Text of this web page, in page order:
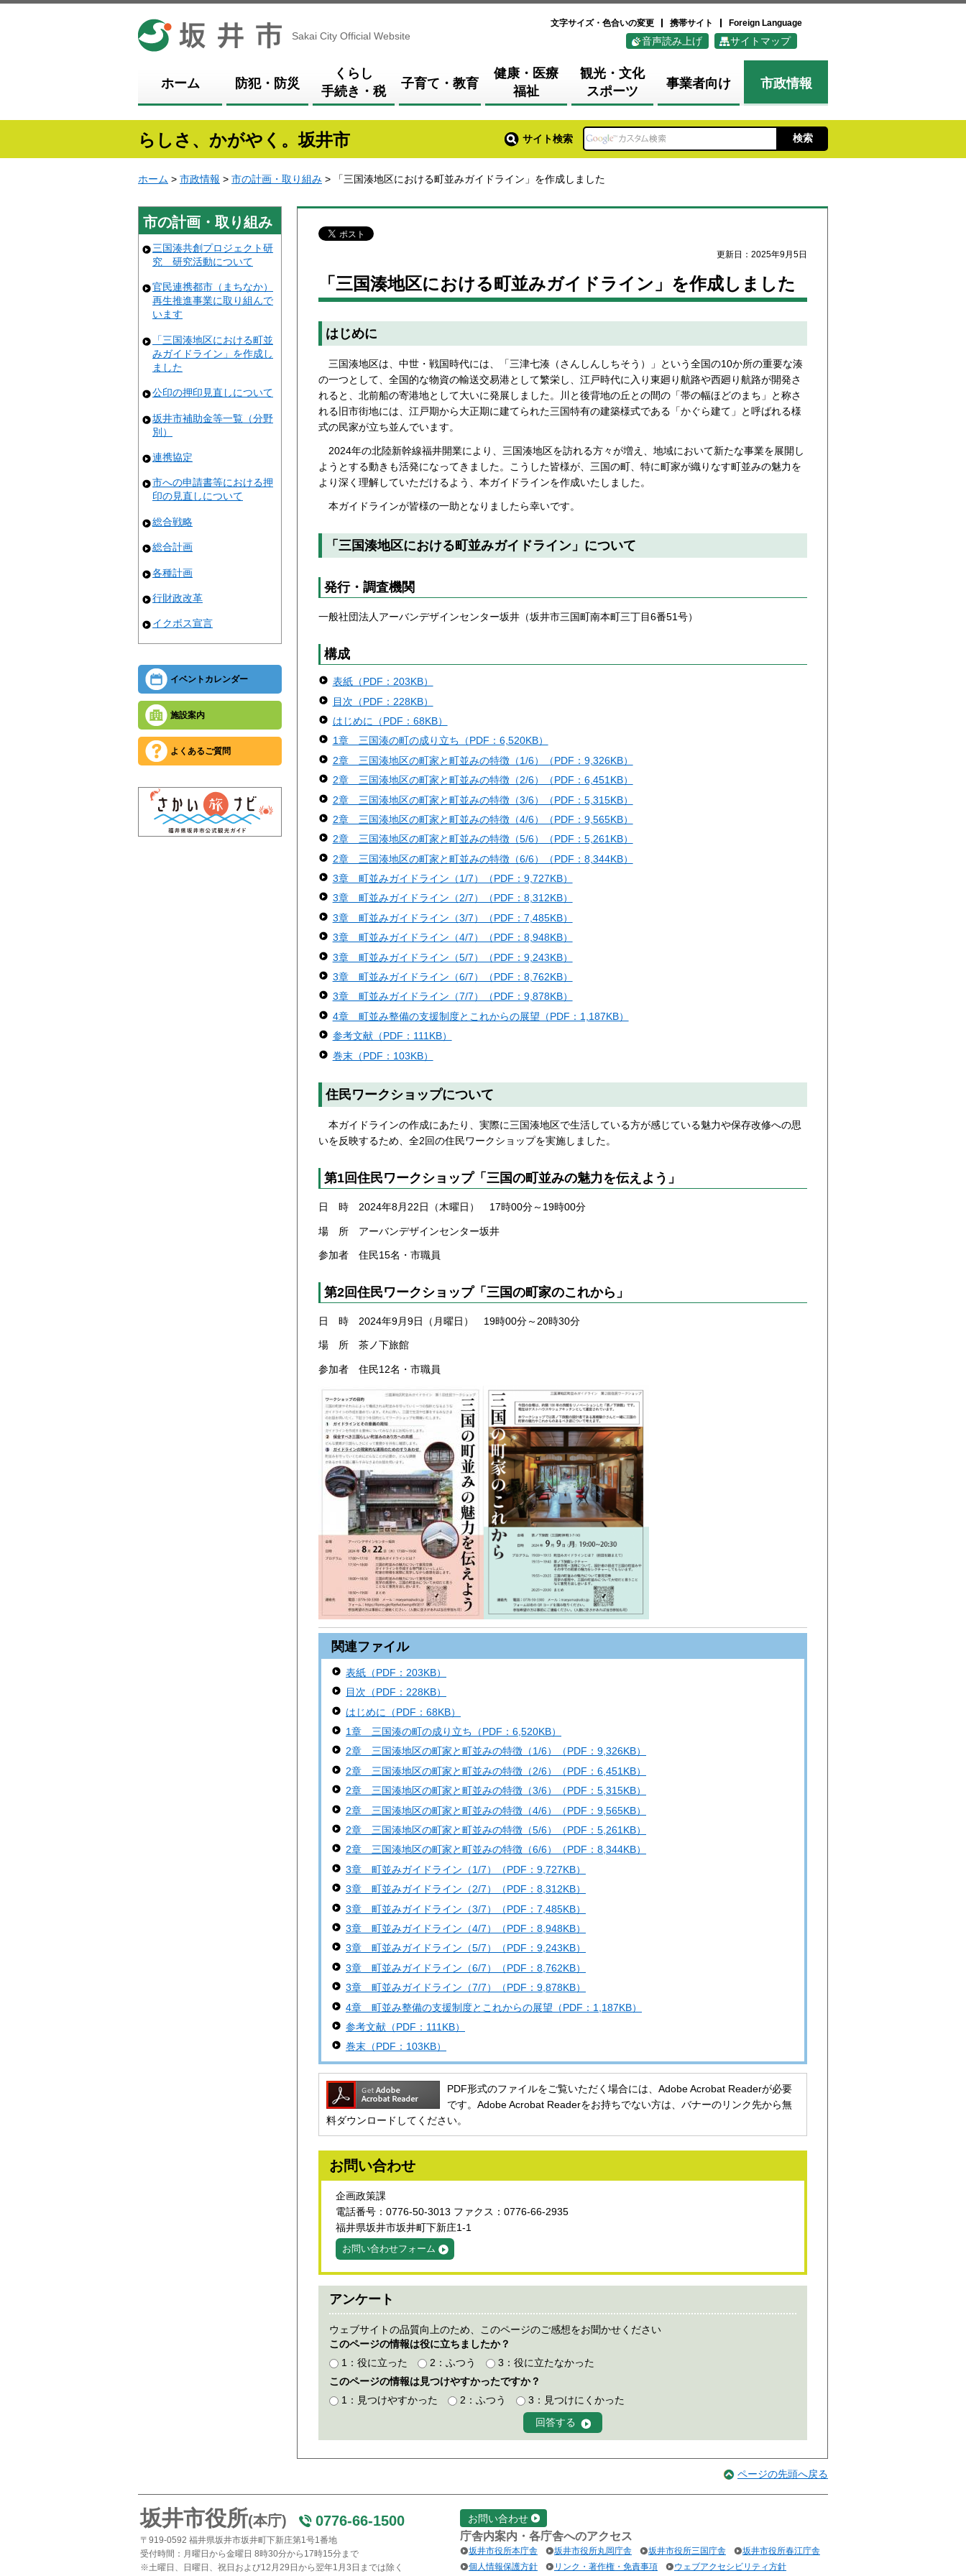
坂井市
Sakai City Official Website
文字サイズ・色合いの変更 携帯サイト Foreign Language
音声読み上げ サイトマップ
ホーム 防犯・防災
くらし
手続き・税
子育て・教育
健康・医療
福祉
観光・文化
スポーツ
事業者向け 市政情報
らしさ、かがやく。坂井市 サイト検索
ホーム > 市政情報 > 市の計画・取り組み > 「三国湊地区における町並みガイドライン」を作成しました
市の計画・取り組み
三国湊共創プロジェクト研
究 研究活動について
官民連携都市（まちなか）
再生推進事業に取り組んで
います
「三国湊地区における町並
みガイドライン」を作成し
ました
公印の押印見直しについて
坂井市補助金等一覧（分野
別）
連携協定
市への申請書等における押
印の見直しについて
総合戦略
総合計画
各種計画
行財政改革
イクボス宣言
イベントカレンダー
施設案内
よくあるご質問
更新日：2025年9月5日
「三国湊地区における町並みガイドライン」を作成しました
はじめに
三国湊地区は、中世・戦国時代には、「三津七湊（さんしんしちそう）」という全国の10か所の重要な湊
の一つとして、全国的な物資の輸送交易港として繁栄し、江戸時代に入り東廻り航路や西廻り航路が開発さ
れると、北前船の寄港地として大いに発展しました。川と後背地の丘との間の「帯の幅ほどのまち」と称さ
れる旧市街地には、江戸期から大正期に建てられた三国特有の建築様式である「かぐら建て」と呼ばれる様
式の民家が立ち並んでいます。
2024年の北陸新幹線福井開業により、三国湊地区を訪れる方々が増え、地域において新たな事業を展開し
ようとする動きも活発になってきました。こうした皆様が、三国の町、特に町家が織りなす町並みの魅力を
より深く理解していただけるよう、本ガイドラインを作成いたしました。
本ガイドラインが皆様の一助となりましたら幸いです。
「三国湊地区における町並みガイドライン」について
発行・調査機関
一般社団法人アーバンデザインセンター坂井（坂井市三国町南本町三丁目6番51号）
構成
表紙（PDF：203KB）
目次（PDF：228KB）
はじめに（PDF：68KB）
1章 三国湊の町の成り立ち（PDF：6,520KB）
2章 三国湊地区の町家と町並みの特徴（1/6）（PDF：9,326KB）
2章 三国湊地区の町家と町並みの特徴（2/6）（PDF：6,451KB）
2章 三国湊地区の町家と町並みの特徴（3/6）（PDF：5,315KB）
2章 三国湊地区の町家と町並みの特徴（4/6）（PDF：9,565KB）
2章 三国湊地区の町家と町並みの特徴（5/6）（PDF：5,261KB）
2章 三国湊地区の町家と町並みの特徴（6/6）（PDF：8,344KB）
3章 町並みガイドライン（1/7）（PDF：9,727KB）
3章 町並みガイドライン（2/7）（PDF：8,312KB）
3章 町並みガイドライン（3/7）（PDF：7,485KB）
3章 町並みガイドライン（4/7）（PDF：8,948KB）
3章 町並みガイドライン（5/7）（PDF：9,243KB）
3章 町並みガイドライン（6/7）（PDF：8,762KB）
3章 町並みガイドライン（7/7）（PDF：9,878KB）
4章 町並み整備の支援制度とこれからの展望（PDF：1,187KB）
参考文献（PDF：111KB）
巻末（PDF：103KB）
住民ワークショップについて
本ガイドラインの作成にあたり、実際に三国湊地区で生活している方が感じている魅力や保存改修への思
いを反映するため、全2回の住民ワークショップを実施しました。
第1回住民ワークショップ「三国の町並みの魅力を伝えよう」
日 時 2024年8月22日（木曜日） 17時00分～19時00分
場 所 アーバンデザインセンター坂井
参加者 住民15名・市職員
第2回住民ワークショップ「三国の町家のこれから」
日 時 2024年9月9日（月曜日） 19時00分～20時30分
場 所 茶ノ下旅館
参加者 住民12名・市職員
関連ファイル
表紙（PDF：203KB）
目次（PDF：228KB）
はじめに（PDF：68KB）
1章 三国湊の町の成り立ち（PDF：6,520KB）
2章 三国湊地区の町家と町並みの特徴（1/6）（PDF：9,326KB）
2章 三国湊地区の町家と町並みの特徴（2/6）（PDF：6,451KB）
2章 三国湊地区の町家と町並みの特徴（3/6）（PDF：5,315KB）
2章 三国湊地区の町家と町並みの特徴（4/6）（PDF：9,565KB）
2章 三国湊地区の町家と町並みの特徴（5/6）（PDF：5,261KB）
2章 三国湊地区の町家と町並みの特徴（6/6）（PDF：8,344KB）
3章 町並みガイドライン（1/7）（PDF：9,727KB）
3章 町並みガイドライン（2/7）（PDF：8,312KB）
3章 町並みガイドライン（3/7）（PDF：7,485KB）
3章 町並みガイドライン（4/7）（PDF：8,948KB）
3章 町並みガイドライン（5/7）（PDF：9,243KB）
3章 町並みガイドライン（6/7）（PDF：8,762KB）
3章 町並みガイドライン（7/7）（PDF：9,878KB）
4章 町並み整備の支援制度とこれからの展望（PDF：1,187KB）
参考文献（PDF：111KB）
巻末（PDF：103KB）
PDF形式のファイルをご覧いただく場合には、Adobe Acrobat Readerが必要
です。Adobe Acrobat Readerをお持ちでない方は、バナーのリンク先から無
料ダウンロードしてください。
お問い合わせ
企画政策課
電話番号：0776-50-3013 ファクス：0776-66-2935
福井県坂井市坂井町下新庄1-1
お問い合わせフォーム
アンケート
ウェブサイトの品質向上のため、このページのご感想をお聞かせください
このページの情報は役に立ちましたか？
1：役に立った
2：ふつう
3：役に立たなかった
このページの情報は見つけやすかったですか？
1：見つけやすかった
2：ふつう 3：見つけにくかった
ページの先頭へ戻る
坂井市役所(本庁) 0776-66-1500
〒919-0592 福井県坂井市坂井町下新庄第1号1番地
受付時間：月曜日から金曜日 8時30分から17時15分まで
※土曜日、日曜日、祝日および12月29日から翌年1月3日までは除く
お問い合わせ
庁舎内案内・各庁舎へのアクセス
坂井市役所本庁舎 坂井市役所丸岡庁舎 坂井市役所三国庁舎
坂井市役所春江庁舎
個人情報保護方針
リンク・著作権・免責事項 ウェブアクセシビリティ方針